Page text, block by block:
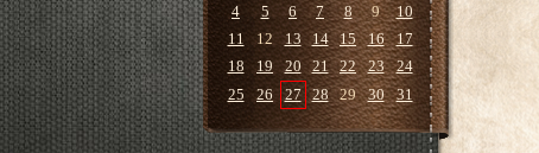
4
5 6 7 8 9
10
11
12 13 14 15 16
17
18
19 20 21 22 23
24
25
26 27 28 29 30 31